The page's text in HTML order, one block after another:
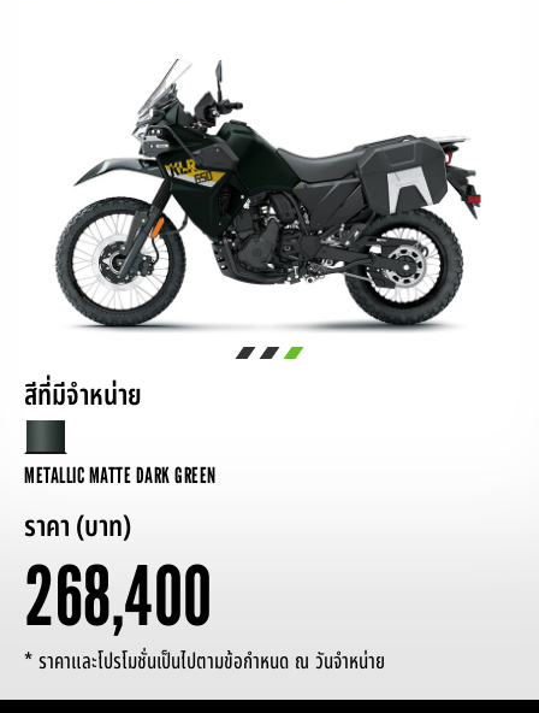
สีที่มีจำหน่าย
METALLIC MATTE DARK GREEN
ราคา (บาท)
268,400
* ราคาและโปรโมชั่นเป็นไปตามข้อกำหนด ณ วันจำหน่าย